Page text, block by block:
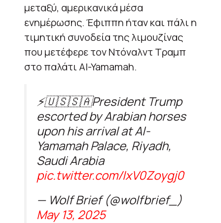
μεταξύ, αμερικανικά μέσα
ενημέρωσης. Έφιππη ήταν και πάλι η
τιμητική συνοδεία της λιμουζίνας
που μετέφερε τον Ντόναλντ Τραμπ
στο παλάτι Al-Yamamah.
⚡🇺🇸🇸🇦President Trump
escorted by Arabian horses
upon his arrival at Al-
Yamamah Palace, Riyadh,
Saudi Arabia
pic.twitter.com/IxV0Zoygj0
— Wolf Brief (@wolfbrief_)
May 13, 2025